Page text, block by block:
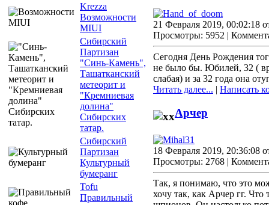
Krezza
Возможности
MIUI
Сибирский
Партизан
"Синь-Камень",
Ташатканский
метеорит и
"Кремниевая
долина"
Сибирских
татар.
Сибирский
Партизан
Культурный
бумеранг
Tofu
Правильный
21 Февраля 2019, 00:02:18
Просмотры: 5952 |
Сегодня День Рождения
не было бы. Юбилей, 32 (
слабая) и за 32 года она
Читать далее... | Написать
Арчер
18 Февраля 2019, 20:36:08
Просмотры: 2768 |
Так, я понимаю, что это
хочу так, как Арчер гг. Что